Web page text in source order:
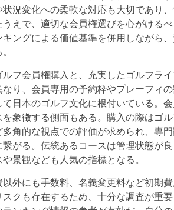
況変化への柔軟な対応も大切であり
えで、適切な会員権選びを心がける
ングによる価値基準を併用しながら
フ会員権購入と、充実したゴルフラ
り、会員専用の予約枠やプレーフィ
日本のゴルフ文化に根付いている。
象徴する側面もある。購入の際はゴ
角的な視点での評価が求められ、専
がる。伝統あるコースは管理状態が
景観なども人気の指標となる。
外にも手数料、名義変更料など初期
クも存在するため、十分な調査が重